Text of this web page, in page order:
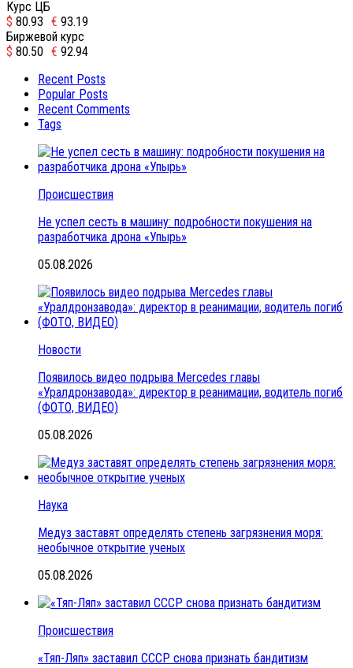
Курс ЦБ
$ 80.93 € 93.19
Биржевой курс
$ 80.50 € 92.94
Recent Posts
Popular Posts
Recent Comments
Tags
Происшествия
Не успел сесть в машину: подробности покушения на
разработчика дрона «Упырь»
05.08.2026
Новости
Появилось видео подрыва Mercedes главы
«Уралдронзавода»: директор в реанимации, водитель погиб
(ФОТО, ВИДЕО)
05.08.2026
Наука
Медуз заставят определять степень загрязнения моря:
необычное открытие ученых
05.08.2026
Происшествия
«Тяп-Ляп» заставил СССР снова признать бандитизм